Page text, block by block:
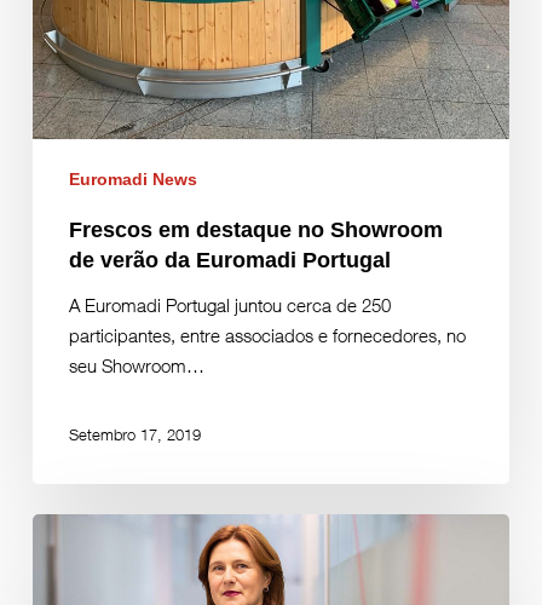
Euromadi News
Frescos em destaque no Showroom
de verão da Euromadi Portugal
A Euromadi Portugal juntou cerca de 250
participantes, entre associados e fornecedores, no
seu Showroom…
Setembro 17, 2019